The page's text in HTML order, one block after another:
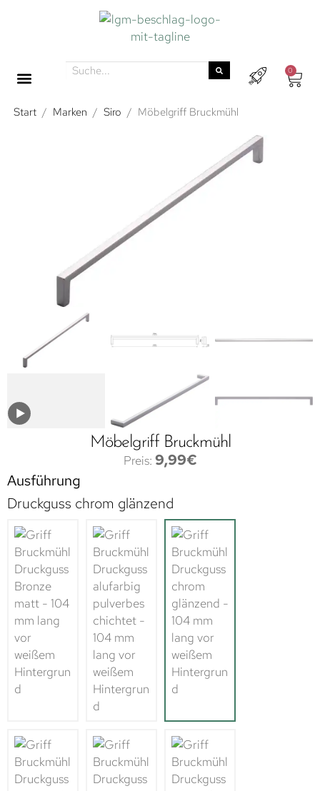
0
Start / Marken / Siro / Möbelgriff Bruckmühl
Möbelgriff Bruckmühl
9,99€
Ausführung
Druckguss chrom glänzend